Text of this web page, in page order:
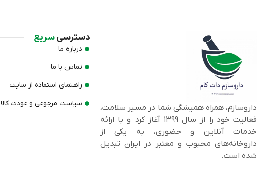
داروسازم، همراه همیشگی شما در مسیر سلامت،
فعالیت خود را از سال ۱۳۹۹ آغاز کرد و با ارائه
خدمات آنلاین و حضوری، به یکی از
داروخانه‌های محبوب و معتبر در ایران تبدیل
شده است.
دسترسیسریع
درباره ما
تماس با ما
راهنمای استفاده از سایت
سیاست مرجوعی و عودت کالا